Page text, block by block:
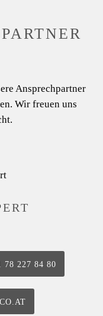
Ansprechpartner
Wir freuen uns
78 227 84 80